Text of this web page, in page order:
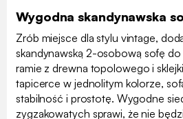
Wygodna skandynawska
Zrób miejsce dla stylu vintage,
skandynawską 2-osobową sofę
ramie z drewna topolowego i
tapicerce w jednolitym kolorze,
stabilność i prostotę. Wygodne
zygzakowatych sprawi, że nie